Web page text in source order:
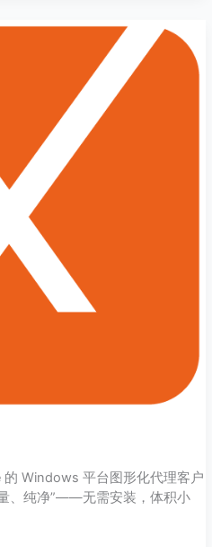
Windows 平台图形化代理客户
、纯净”——无需安装，体积小